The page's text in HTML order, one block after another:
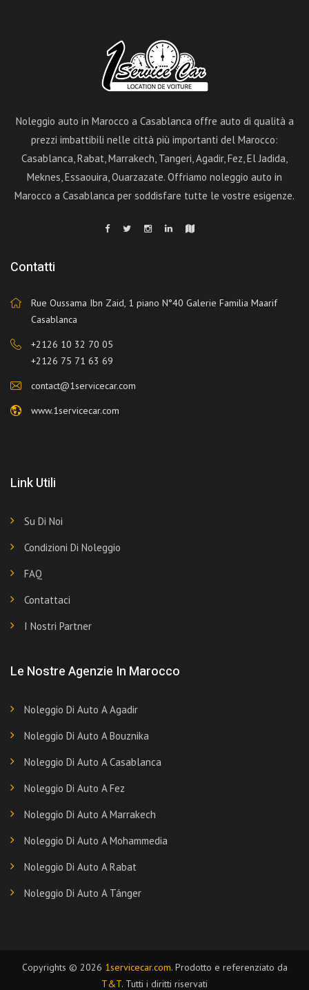
Noleggio auto in Marocco a Casablanca offre auto di qualità a
prezzi imbattibili nelle città più importanti del Marocco:
Casablanca, Rabat, Marrakech, Tangeri, Agadir, Fez, El Jadida,
Meknes, Essaouira, Ouarzazate. Offriamo noleggio auto in
Marocco a Casablanca per soddisfare tutte le vostre esigenze.
Contatti
Rue Oussama Ibn Zaid, 1 piano N°40 Galerie Familia Maarif
Casablanca
+2126 10 32 70 05
+2126 75 71 63 69
contact@1servicecar.com
www.1servicecar.com
Link Utili
Su Di Noi
Condizioni Di Noleggio
FAQ
Contattaci
I Nostri Partner
Le Nostre Agenzie In Marocco
Noleggio Di Auto A Agadir
Noleggio Di Auto A Bouznika
Noleggio Di Auto A Casablanca
Noleggio Di Auto A Fez
Noleggio Di Auto A Marrakech
Noleggio Di Auto A Mohammedia
Noleggio Di Auto A Rabat
Noleggio Di Auto A Tánger
Copyrights © 2026 1servicecar.com. Prodotto e referenziato da
T&T. Tutti i diritti riservati